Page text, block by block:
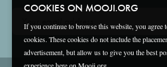
COOKIES ON MOOJI.ORG
If you continue to browse this website, you agree
cookies. These cookies do not include the
advertisement, but allow us to give you the best